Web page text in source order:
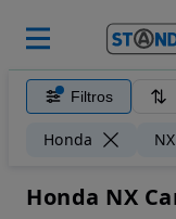
Filtros
Honda NX
Honda NX